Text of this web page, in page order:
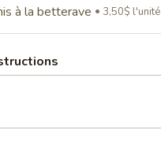
fumé, mélange de
crème citron, herbes & câpres.
3,75$ l'unité
à la betterave 3,50$ l'unité